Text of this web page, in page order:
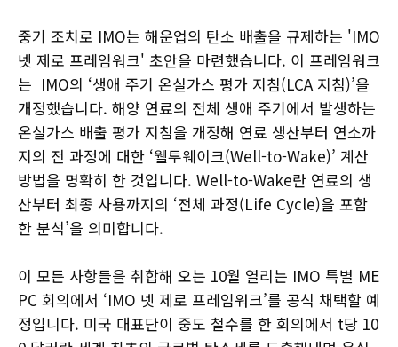
중기 조치로 IMO는 해운업의 탄소 배출을 규제하는 'IMO
넷 제로 프레임워크' 초안을 마련했습니다. 이 프레임워크
는 IMO의 ‘생애 주기 온실가스 평가 지침(LCA 지침)’을
개정했습니다. 해양 연료의 전체 생애 주기에서 발생하는
온실가스 배출 평가 지침을 개정해 연료 생산부터 연소까
지의 전 과정에 대한 ‘웰투웨이크(Well-to-Wake)’ 계산
방법을 명확히 한 것입니다. Well-to-Wake란 연료의 생
산부터 최종 사용까지의 ‘전체 과정(Life Cycle)을 포함
한 분석’을 의미합니다.
이 모든 사항들을 취합해 오는 10월 열리는 IMO 특별 ME
PC 회의에서 ‘IMO 넷 제로 프레임워크’를 공식 채택할 예
정입니다. 미국 대표단이 중도 철수를 한 회의에서 t당 10